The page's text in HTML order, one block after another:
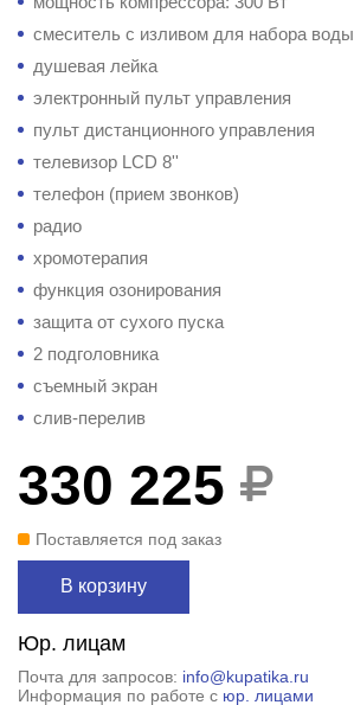
смеситель с изливом для набора воды
душевая лейка
электронный пульт управления
пульт дистанционного управления
телевизор LCD 8''
телефон (прием звонков)
радио
хромотерапия
функция озонирования
защита от сухого пуска
2 подголовника
съемный экран
слив-перелив
330 225
Поставляется под заказ
В корзину
Юр. лицам
Почта для запросов: info@kupatika.ru
Информация по работе с юр. лицами